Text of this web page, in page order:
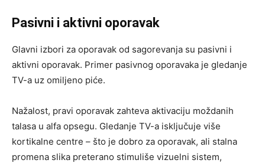
Pasivni i aktivni oporavak
Glavni izbori za oporavak od sagorevanja su pasivni i
aktivni oporavak. Primer pasivnog oporavaka je gledanje
TV-a uz omiljeno piće.
Nažalost, pravi oporavak zahteva aktivaciju moždanih
talasa u alfa opsegu. Gledanje TV-a isključuje više
kortikalne centre – što je dobro za oporavak, ali stalna
promena slika preterano stimuliše vizuelni sistem,